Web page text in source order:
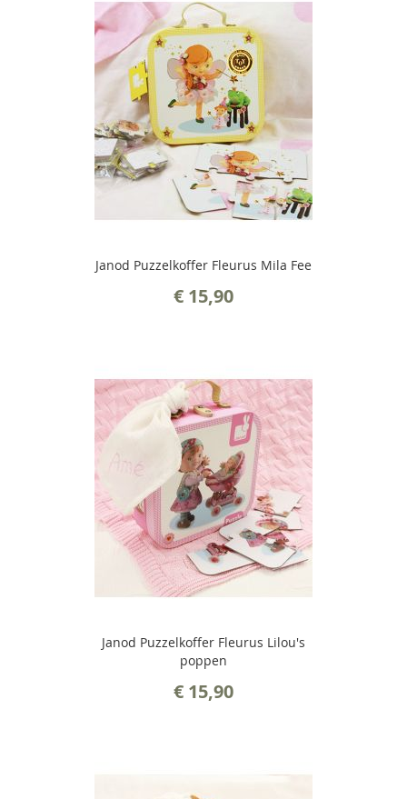
Janod Puzzelkoffer Fleurus Mila Fee
€ 15,90
Janod Puzzelkoffer Fleurus Lilou's
poppen
€ 15,90